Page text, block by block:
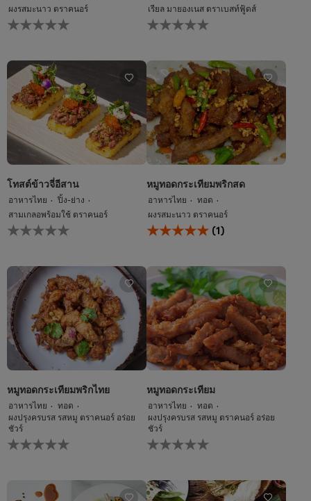
ผงรสมะนาว ตราคนอร์
ไม่มี
การ
สำหรับ
recipe
นี้
เรียล มายองเนส ตราเบสท์ฟู้ดส์
ไม่มี
การ
สำหรับ
recipe
นี้
โทสต์ข้าวจี่อีสาน
อาหารไทย
ปิ้ง-ย่าง
สามเกลอพร้อมใช้ ตราคนอร์
ไม่มี
การ
สำหรับ
recipe
นี้
หมูทอดกระเทียมพริกสด
อาหารไทย
ทอด
ผงรสมะนาว ตราคนอร์
คะแนน
เฉลี่ย
ทอด
กระเทียม
พริก
สด
นี้
คือ
5.0
จาก
จาก
คะแนน
1
(1)
หมูทอดกระเทียมพริกไทย
อาหารไทย
ทอด
ผงปรุงครบรส รสหมู ตราคนอร์ อร่อย
ชัวร์
ไม่มี
การ
สำหรับ
หมูทอดกระเทียม
อาหารไทย
ทอด
ผงปรุงครบรส รสหมู ตราคนอร์ อร่อย
ชัวร์
ไม่มี
การ
สำหรับ